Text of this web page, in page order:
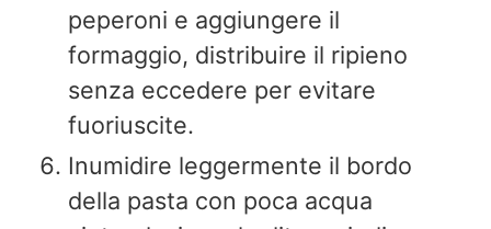
peperoni e aggiungere il
formaggio, distribuire il ripieno
senza eccedere per evitare
fuoriuscite.
Inumidire leggermente il bordo
della pasta con poca acqua